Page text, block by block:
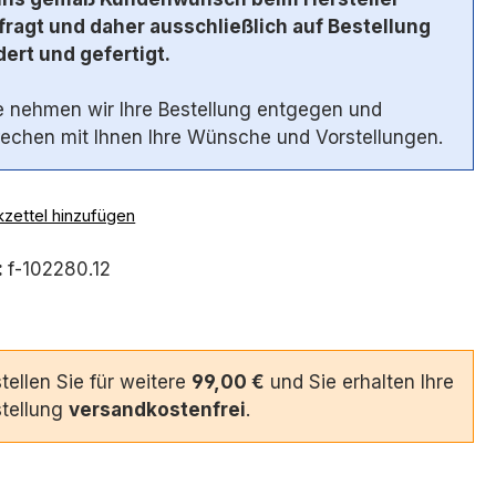
und daher ausschließlich auf Bestellung
und gefertigt.
nehmen wir Ihre Bestellung entgegen und
mit Ihnen Ihre Wünsche und Vorstellungen.
hinzufügen
f-102280.12
Sie für weitere 99,00 € und Sie erhalten Ihre
versandkostenfrei.